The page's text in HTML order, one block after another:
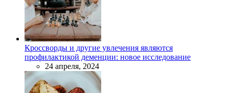
Кроссворды и другие увлечения являются
профилактикой деменции: новое исследование
24 апреля, 2024